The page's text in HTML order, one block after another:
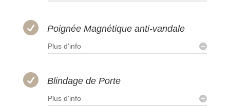
 Poignée Magnétique anti-vandale
Plus d'info
 Blindage de Porte
Plus d'info